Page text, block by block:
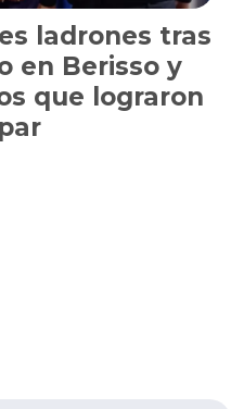
ladrones tras
en Berisso y
que lograron